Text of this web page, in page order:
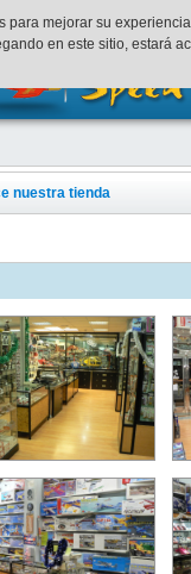
Finalizar
nuestra tienda
para mejorar su
en este sitio, estará